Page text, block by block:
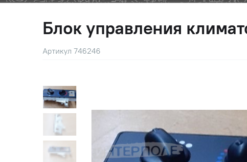
Блок управления
Артикул 746246